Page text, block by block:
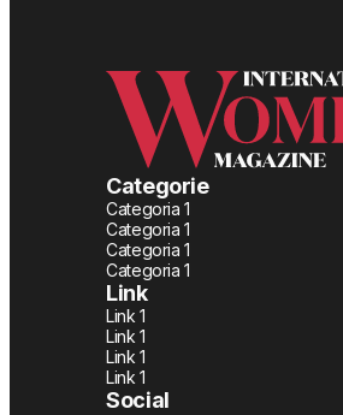
Categorie
Categoria 1
Categoria 1
Categoria 1
Categoria 1
Link
Link 1
Link 1
Link 1
Link 1
Social